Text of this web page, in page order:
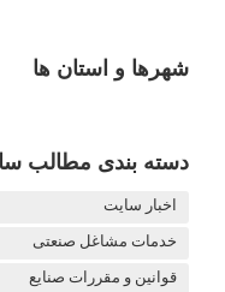
شهرها و استان ها
دسته بندی مطالب
اخبار سایت
خدمات مشاغل صنعتی
قوانین و مقررات صنایع